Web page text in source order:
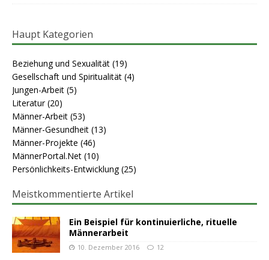
Haupt Kategorien
Beziehung und Sexualität (19)
Gesellschaft und Spiritualität (4)
Jungen-Arbeit (5)
Literatur(20)
Männer-Arbeit (53)
Männer-Gesundheit (13)
Männer-Projekte (46)
MännerPortal.Net (10)
Persönlichkeits-Entwicklung(25)
Meistkommentierte Artikel
Ein Beispiel für kontinuierliche, rituelle
Männerarbeit
10. Dezember 2016 12